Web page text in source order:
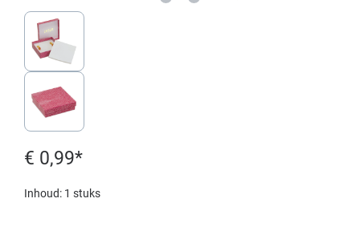
€ 0,99*
Inhoud: 1 stuks